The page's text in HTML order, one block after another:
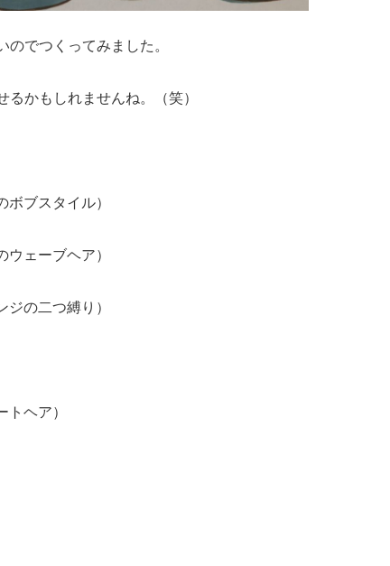
のでつくってみました。
かもしれませんね。（笑）
ボブスタイル）
ウェーブヘア）
ジの二つ縛り）
トヘア）